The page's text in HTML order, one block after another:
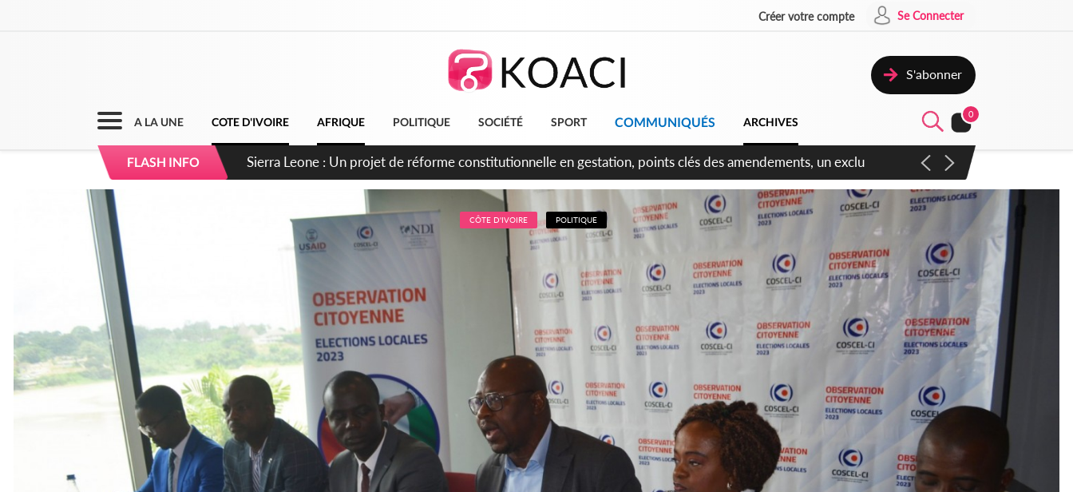
Créer votre compte Se Connecter
S'abonner
A LA UNE COTE D'IVOIRE AFRIQUE POLITIQUE SOCIÉTÉ SPORT COMMUNIQUÉS ARCHIVES
0
FLASH INFO
Sierra Leone : Un projet de réforme constitutionnelle en gestation, points clés des amendements, un exclu
CÔTE D'IVOIRE POLITIQUE